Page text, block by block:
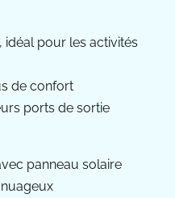
idéal pour les activités
de confort
ports de sortie
panneau solaire